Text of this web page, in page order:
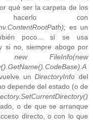
qué ser la carpeta de los
con
es un
poco... si se usa
si no, siempre abogo por
new FileInfo(new
unDirectoryInfo del
depende del estado (o de
o de que se arranque
directo, o con lo que